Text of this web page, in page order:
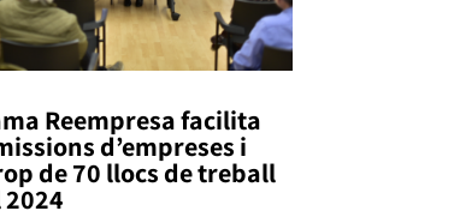
Reempresa facilita
d’empreses i
de 70 llocs de treball